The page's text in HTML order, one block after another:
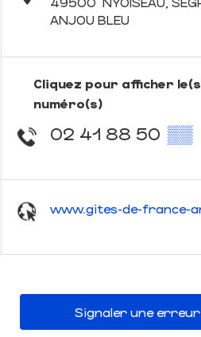
ANJOU BLEU
Cliquez pour afficher
numéro(s)
02 41 88 50 ▒▒
www.gites-de-france-
Signaler une erreur